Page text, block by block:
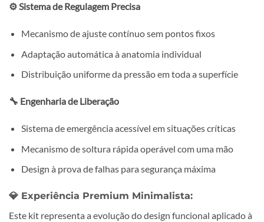
⚙️ Sistema de Regulagem Precisa
Mecanismo de ajuste contínuo sem pontos fixos
Adaptação automática à anatomia individual
Distribuição uniforme da pressão em toda a superfície
🔧 Engenharia de Liberação
Sistema de emergência acessível em situações críticas
Mecanismo de soltura rápida operável com uma mão
Design à prova de falhas para segurança máxima
💎 Experiência Premium Minimalista:
Este kit representa a evolução do design funcional aplicado à